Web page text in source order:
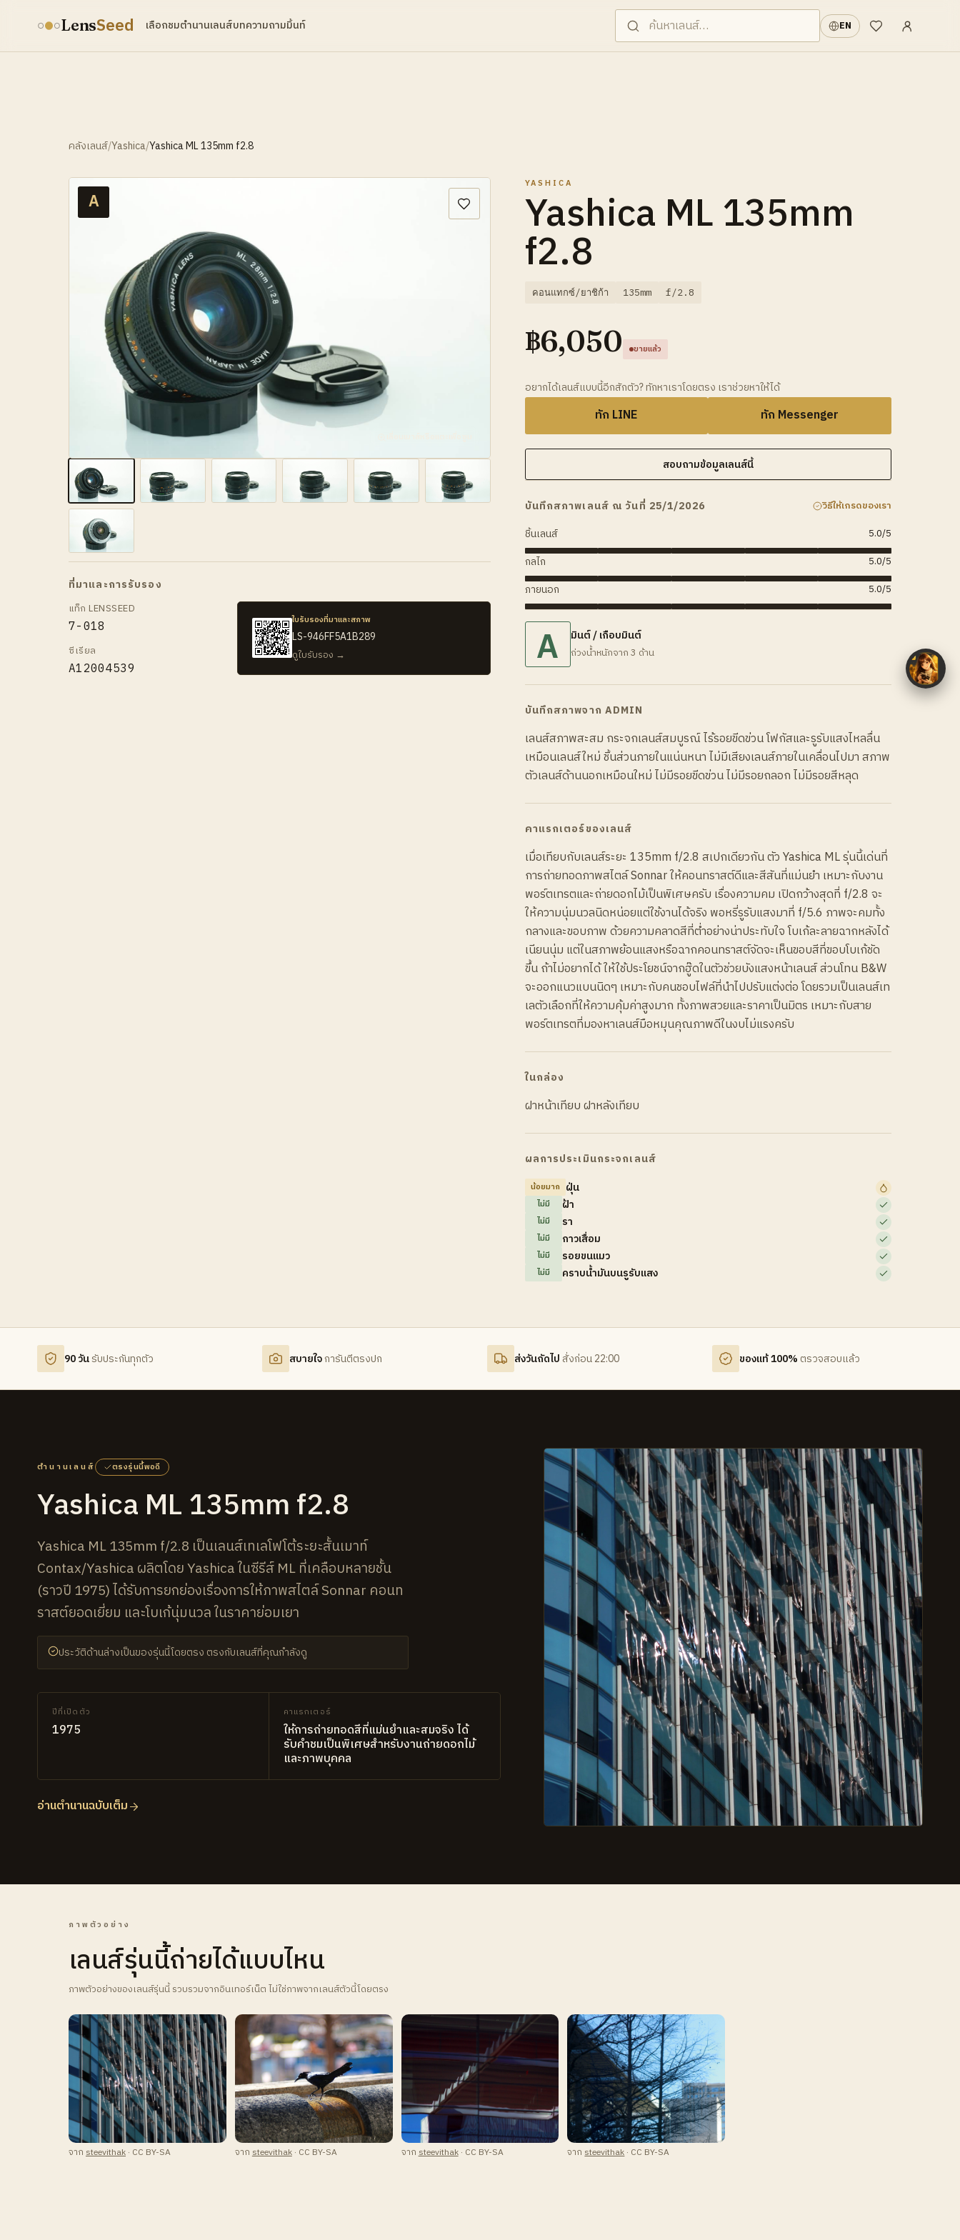
LensSeed เลือกชมตำนานเลนส์บทความถามมิ้นท์ EN รายการที่อยากได้
เข้าสู่ระบบ
คลังเลนส์/Yashica/Yashica ML 135mm f2.8
A
ที่มาและการรับรอง
แท็ก LENSSEED
7-018
ซีเรียล
A12004539
ใบรับรองที่มาและสภาพ
LS-946FF5A1B289
ดูใบรับรอง →
YASHICA
Yashica ML 135mm
f2.8
คอนแทกซ์/ยาชิก้า 135mm f/2.8
฿6,050 ขายแล้ว
อยากได้เลนส์แบบนี้อีกสักตัว? ทักหาเราโดยตรง เราช่วยหาให้ได้
ทัก LINE ทัก Messenger
สอบถามข้อมูลเลนส์นี้
บันทึกสภาพเลนส์ ณ วันที่ 25/1/2026 วิธีให้เกรดของเรา
ชิ้นเลนส์ 5.0/5
กลไก 5.0/5
ภายนอก 5.0/5
A มินต์ / เกือบมินต์
ถ่วงน้ำหนักจาก 3 ด้าน
บันทึกสภาพจาก ADMIN
เลนส์สภาพสะสม กระจกเลนส์สมบูรณ์ ไร้รอยขีดข่วน โฟกัสและรูรับแสงไหลลื่น
เหมือนเลนส์ใหม่ ชิ้นส่วนภายในแน่นหนา ไม่มีเสียงเลนส์ภายในเคลื่อนไปมา สภาพ
ตัวเลนส์ด้านนอกเหมือนใหม่ ไม่มีรอยขีดข่วน ไม่มีรอยถลอก ไม่มีรอยสีหลุด
คาแรกเตอร์ของเลนส์
เมื่อเทียบกับเลนส์ระยะ 135mm f/2.8 สเปกเดียวกัน ตัว Yashica ML รุ่นนี้เด่นที่
การถ่ายทอดภาพสไตล์ Sonnar ให้คอนทราสต์ดีและสีสันที่แม่นยำ เหมาะกับงาน
พอร์ตเทรตและถ่ายดอกไม้เป็นพิเศษครับ เรื่องความคม เปิดกว้างสุดที่ f/2.8 จะ
ให้ความนุ่มนวลนิดหน่อยแต่ใช้งานได้จริง พอหรี่รูรับแสงมาที่ f/5.6 ภาพจะคมทั้ง
กลางและขอบภาพ ด้วยความคลาดสีที่ต่ำอย่างน่าประทับใจ โบเก้ละลายฉากหลังได้
เนียนนุ่ม แต่ในสภาพย้อนแสงหรือฉากคอนทราสต์จัดจะเห็นขอบสีที่ขอบโบเก้ชัด
ขึ้น ถ้าไม่อยากได้ ให้ใช้ประโยชน์จากฮู๊ดในตัวช่วยบังแสงหน้าเลนส์ ส่วนโทน B&W
จะออกแนวแบนนิดๆ เหมาะกับคนชอบไฟล์ที่นำไปปรับแต่งต่อ โดยรวมเป็นเลนส์เท
เลตัวเลือกที่ให้ความคุ้มค่าสูงมาก ทั้งภาพสวยและราคาเป็นมิตร เหมาะกับสาย
พอร์ตเทรตที่มองหาเลนส์มือหมุนคุณภาพดีในงบไม่แรงครับ
ในกล่อง
ฝาหน้าเทียบ ฝาหลังเทียบ
ผลการประเมินกระจกเลนส์
น้อยมาก ฝุ่น
ไม่มี ฝ้า
ไม่มี รา
ไม่มี กาวเสื่อม
ไม่มี รอยขนแมว
ไม่มี คราบน้ำมันบนรูรับแสง
90 วันรับประกันทุกตัว สบายใจการันตีตรงปก ส่งวันถัดไป สั่งก่อน 22:00 ของแท้ 100% ตรวจสอบแล้ว
ตำนานเลนส์ ตรงรุ่นนี้พอดี
Yashica ML 135mm f2.8
Yashica ML 135mm f/2.8 เป็นเลนส์เทเลโฟโต้ระยะสั้นเมาท์
Contax/Yashica ผลิตโดย Yashica ในซีรีส์ ML ที่เคลือบหลายชั้น
(ราวปี 1975) ได้รับการยกย่องเรื่องการให้ภาพสไตล์ Sonnar คอนท
ราสต์ยอดเยี่ยม และโบเก้นุ่มนวล ในราคาย่อมเยา
ประวัติด้านล่างเป็นของรุ่นนี้โดยตรง ตรงกับเลนส์ที่คุณกำลังดู
ปีที่เปิดตัว
1975
คาแรกเตอร์
ให้การถ่ายทอดสีที่แม่นยำและสมจริง ได้
รับคำชมเป็นพิเศษสำหรับงานถ่ายดอกไม้
และภาพบุคคล
อ่านตำนานฉบับเต็ม
ภาพตัวอย่าง
เลนส์รุ่นนี้ถ่ายได้แบบไหน
ภาพตัวอย่างของเลนส์รุ่นนี้ รวบรวมจากอินเทอร์เน็ต ไม่ใช่ภาพจากเลนส์ตัวนี้โดยตรง
จาก steevithak · CC BY-SA จากsteevithak· CC BY-SA จากsteevithak· CC BY-SA จาก steevithak· CC BY-SA